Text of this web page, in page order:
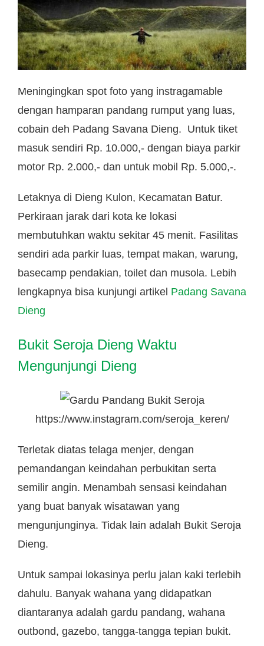
Meningingkan spot foto yang instragamable
dengan hamparan pandang rumput yang luas,
cobain deh Padang Savana Dieng. Untuk tiket
masuk sendiri Rp. 10.000,- dengan biaya parkir
motor Rp. 2.000,- dan untuk mobil Rp. 5.000,-.
Letaknya di Dieng Kulon, Kecamatan Batur.
Perkiraan jarak dari kota ke lokasi
membutuhkan waktu sekitar 45 menit. Fasilitas
sendiri ada parkir luas, tempat makan, warung,
basecamp pendakian, toilet dan musola. Lebih
lengkapnya bisa kunjungi artikel Padang Savana
Dieng
Bukit Seroja Dieng Waktu
Mengunjungi Dieng
https://www.instagram.com/seroja_keren/
Terletak diatas telaga menjer, dengan
pemandangan keindahan perbukitan serta
semilir angin. Menambah sensasi keindahan
yang buat banyak wisatawan yang
mengunjunginya. Tidak lain adalah Bukit Seroja
Dieng.
Untuk sampai lokasinya perlu jalan kaki terlebih
dahulu. Banyak wahana yang didapatkan
diantaranya adalah gardu pandang, wahana
outbond, gazebo, tangga-tangga tepian bukit.